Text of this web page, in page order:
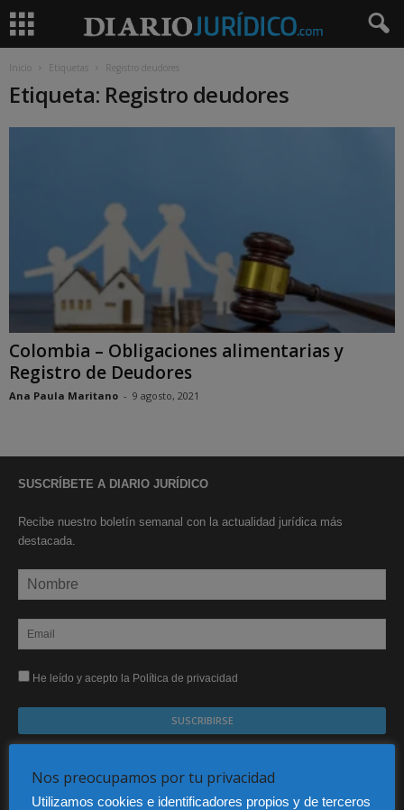
Inicio Etiquetas Registro deudores
Etiqueta: Registro deudores
Colombia – Obligaciones alimentarias y
Registro de Deudores
Ana Paula Maritano - 9 agosto, 2021
SUSCRÍBETE A DIARIO JURÍDICO
Recibe nuestro boletín semanal con la actualidad jurídica más
destacada.
He leído y acepto la Política de privacidad
S.L. y no será cedido a un tercero en ningún caso.
Nos preocupamos por tu privacidad
Utilizamos cookies e identificadores propios y de terceros